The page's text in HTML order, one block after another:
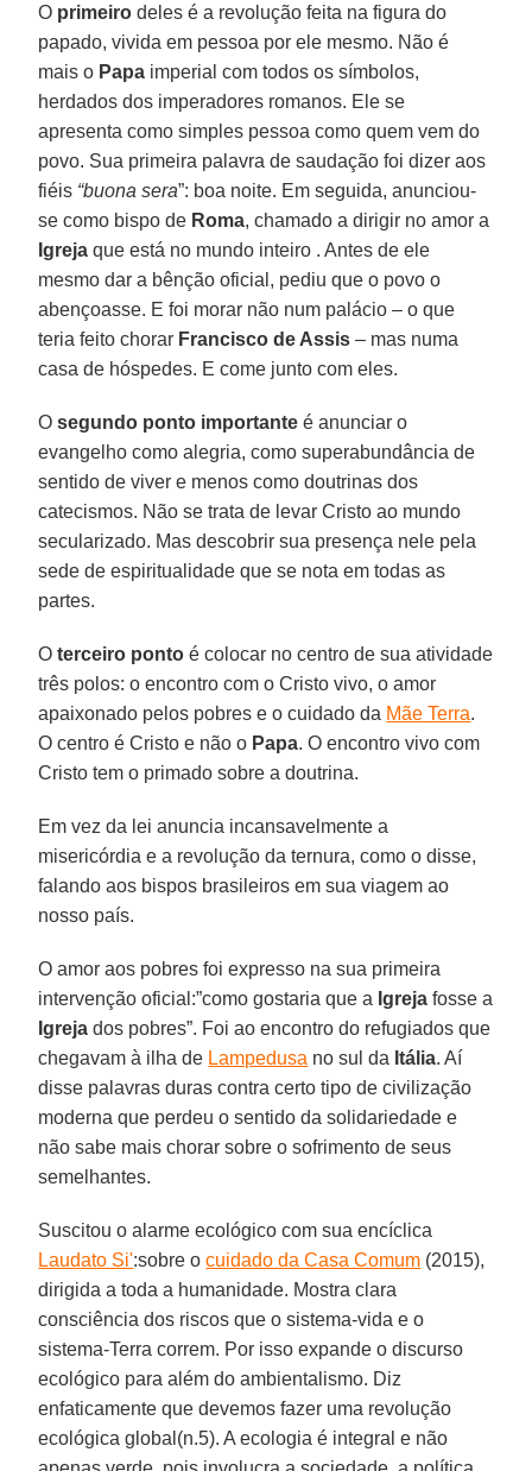
O primeiro deles é a revolução feita na figura do
papado, vivida em pessoa por ele mesmo. Não é
mais o Papa imperial com todos os símbolos,
herdados dos imperadores romanos. Ele se
apresenta como simples pessoa como quem vem do
povo. Sua primeira palavra de saudação foi dizer aos
fiéis “buona sera”: boa noite. Em seguida, anunciou-
se como bispo de Roma, chamado a dirigir no amor a
Igreja que está no mundo inteiro . Antes de ele
mesmo dar a bênção oficial, pediu que o povo o
abençoasse. E foi morar não num palácio – o que
teria feito chorar Francisco de Assis – mas numa
casa de hóspedes. E come junto com eles.
Osegundo ponto importante é anunciar o
evangelho como alegria, como superabundância de
sentido de viver e menos como doutrinas dos
catecismos. Não se trata de levar Cristo ao mundo
secularizado. Mas descobrir sua presença nele pela
sede de espiritualidade que se nota em todas as
partes.
Oterceiro ponto é colocar no centro de sua atividade
três polos: o encontro com o Cristo vivo, o amor
apaixonado pelos pobres e o cuidado da Mãe Terra.
O centro é Cristo e não o Papa. O encontro vivo com
Cristo tem o primado sobre a doutrina.
Em vez da lei anuncia incansavelmente a
misericórdia e a revolução da ternura, como o disse,
falando aos bispos brasileiros em sua viagem ao
nosso país.
O amor aos pobres foi expresso na sua primeira
intervenção oficial:”como gostaria que a Igreja fosse a
Igreja dos pobres”. Foi ao encontro do refugiados que
chegavam à ilha de Lampedusa no sul da Itália. Aí
disse palavras duras contra certo tipo de civilização
moderna que perdeu o sentido da solidariedade e
não sabe mais chorar sobre o sofrimento de seus
semelhantes.
Suscitou o alarme ecológico com sua encíclica
Laudato Si':sobre ocuidado da Casa Comum (2015),
dirigida a toda a humanidade. Mostra clara
consciência dos riscos que o sistema-vida e o
sistema-Terra correm. Por isso expande o discurso
ecológico para além do ambientalismo. Diz
enfaticamente que devemos fazer uma revolução
ecológica global(n.5). A ecologia é integral e não